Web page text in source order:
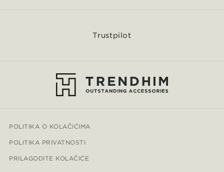
Trustpilot
POLITIKA O KOLAČIĆIMA
POLITIKA PRIVATNOSTI
PRILAGODITE KOLAČIĆE